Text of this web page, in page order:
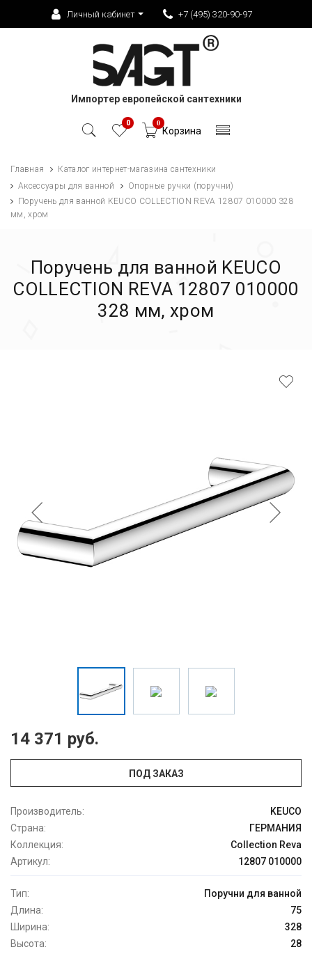
Личный кабинет +7 (495) 320-90-97
Импортер европейской сантехники
0 0
Корзина
Главная
Каталог интернет-магазина сантехники
Аксессуары для ванной
Опорные ручки (поручни)
Поручень для ванной KEUCO COLLECTION REVA 12807 010000 328
мм, хром
Поручень для ванной KEUCO
COLLECTION REVA 12807 010000
328 мм, хром
14 371 руб.
ПОД ЗАКАЗ
Производитель:
KEUCO
Страна:
ГЕРМАНИЯ
Коллекция:
Сollection Reva
Артикул:
12807 010000
Тип:
Поручни для ванной
Длина:
75
Ширина:
328
Высота:
28